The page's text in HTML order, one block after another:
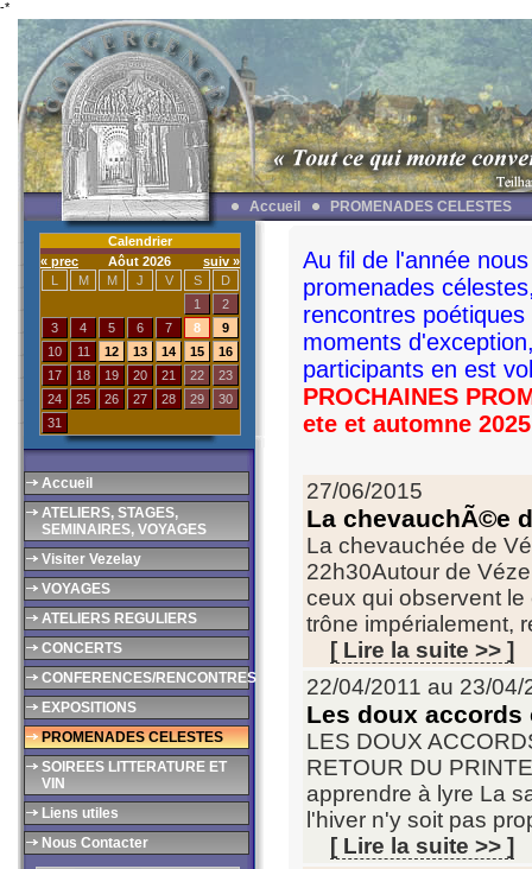
-*
Accueil PROMENADES CELESTES
Calendrier
« prec
Aôut 2026
suiv »
L
M M J V S
D
1
2
3
4 5 6 7 8
9
10
11 12 13 14 15
16
17
18 19 20 21 22
23
24
25 26 27 28 29
30
31
Accueil
ATELIERS, STAGES,
SEMINAIRES, VOYAGES
Visiter Vezelay
VOYAGES
ATELIERS REGULIERS
CONCERTS
CONFERENCES/RENCONTRES
EXPOSITIONS
PROMENADES CELESTES
SOIREES LITTERATURE ET
VIN
Liens utiles
Nous Contacter
Au fil de l'année
promenades
rencontres
moments
participants en est
PROCHAINES
ete et automne
27/06/2015
La chevauchÃ©e
La chevauchée de
22h30Autour de
ceux qui observent
trône impérialement,
[ Lire la suite >> ]
22/04/2011 au 23/04/
Les doux accords
LES DOUX
RETOUR DU
apprendre à lyre La
l'hiver n'y soit pas
[ Lire la suite >> ]